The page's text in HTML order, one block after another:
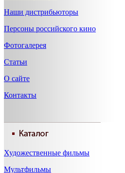
Наши дистрибьюторы
Персоны российского кино
Фотогалерея
Статьи
О сайте
Контакты
Художественные фильмы
Мультфильмы